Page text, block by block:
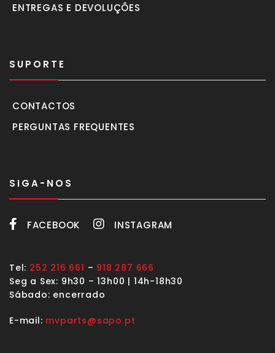
ENTREGAS E DEVOLUÇÕES
SUPORTE
CONTACTOS
PERGUNTAS FREQUENTES
SIGA-NOS
FACEBOOK INSTAGRAM
Tel: 252 216 661 – 918 287 666
Seg a Sex: 9h30 – 13h00 | 14h-18h30
Sábado: encerrado
E-mail: mvparts@sapo.pt